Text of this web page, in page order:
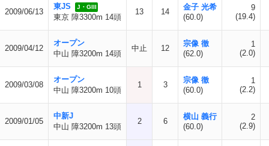
2009/06/13
東JS J・GIII
東京 障3300m 14頭
13 14
金子 光希
(60.0)
9
(19.4)
2009/04/12
オープン
中山 障3200m 14頭
中止 12
宗像 徹
(62.0)
1
(2.0)
2009/03/08
オープン
中山 障3200m 10頭
1 3
宗像 徹
(60.0)
1
(2.2)
2009/01/05
中新J
中山 障3200m 13頭
2 6
横山 義行
(60.0)
2
(2.9)